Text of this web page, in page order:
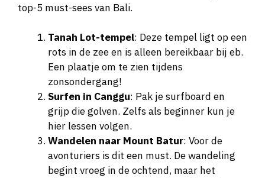
top-5 must-sees van Bali.
Tanah Lot-tempel: Deze tempel ligt op een
rots in de zee en is alleen bereikbaar bij eb.
Een plaatje om te zien tijdens
zonsondergang!
Surfen in Canggu: Pak je surfboard en
grijp die golven. Zelfs als beginner kun je
hier lessen volgen.
Wandelen naar Mount Batur: Voor de
avonturiers is dit een must. De wandeling
begint vroeg in de ochtend, maar het